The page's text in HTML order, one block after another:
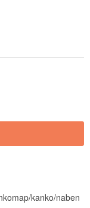
kanko/naben